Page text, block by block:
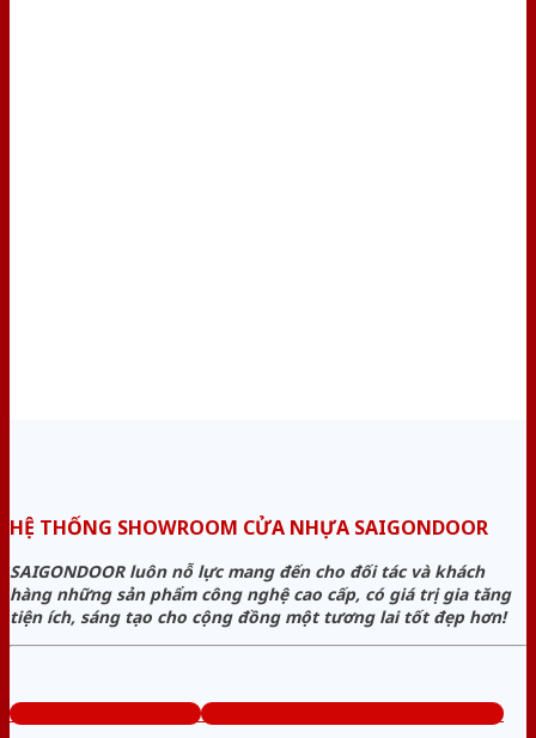
HỆ THỐNG SHOWROOM CỬA NHỰA SAIGONDOOR
SAIGONDOOR luôn nỗ lực mang đến cho đối tác và khách
hàng những sản phẩm công nghệ cao cấp, có giá trị gia tăng
tiện ích, sáng tạo cho cộng đồng một tương lai tốt đẹp hơn!
www.sieuthicuanhua.net Tổng đài tư vấn miễn phí: 0824.400.400